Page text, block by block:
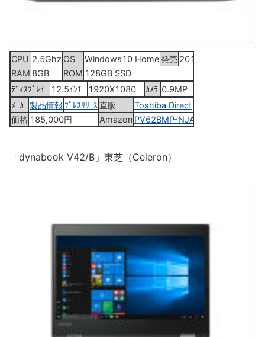
CPU 2.5Ghz OS Windows10 Home発売 2016年12月9日
RAM 8GB ROM 128GB SSD
ﾃﾞｨｽﾌﾟﾚｲ
12.5ｲﾝﾁ 1920X1080 ｶﾒﾗ 0.9MP
ﾒｰｶｰ 製品情報 ﾌﾟﾚｽﾘﾘｰｽ直販
Toshiba Direct
価格 185,000円 Amazon PV62BMP-NJA
「dynabook V42/B」東芝（Celeron）